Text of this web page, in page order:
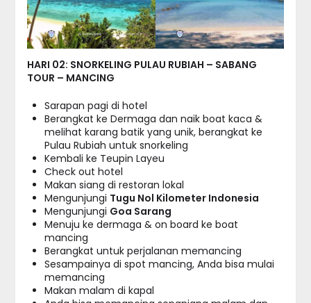
HARI 02: SNORKELING PULAU RUBIAH – SABANG
TOUR – MANCING
Sarapan pagi di hotel
Berangkat ke Dermaga dan naik boat kaca &
melihat karang batik yang unik, berangkat ke
Pulau Rubiah untuk snorkeling
Kembali ke Teupin Layeu
Check out hotel
Makan siang di restoran lokal
Mengunjungi Tugu Nol Kilometer Indonesia
Mengunjungi Goa Sarang
Menuju ke dermaga & on board ke boat
mancing
Berangkat untuk perjalanan memancing
Sesampainya di spot mancing, Anda bisa mulai
memancing
Makan malam di kapal